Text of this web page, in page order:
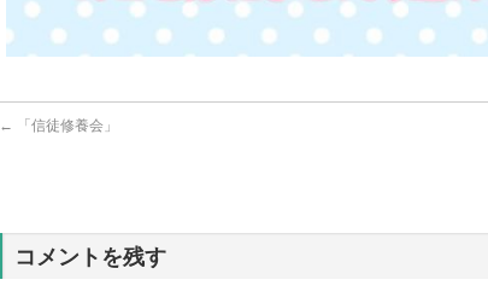
← 「信徒修養会」
コメントを残す